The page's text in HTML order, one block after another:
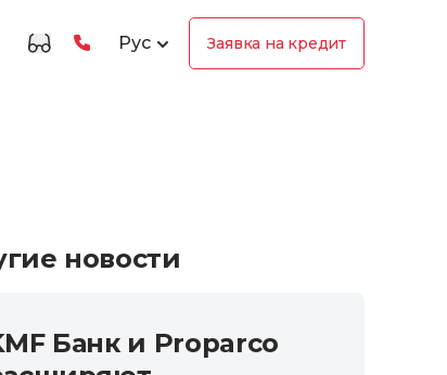
Рус Заявка на кредит
новости
Банк и Proparco